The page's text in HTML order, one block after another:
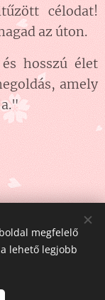
célodat!
az úton.
hosszú élet
amely
megfelelő
lehető legjobb